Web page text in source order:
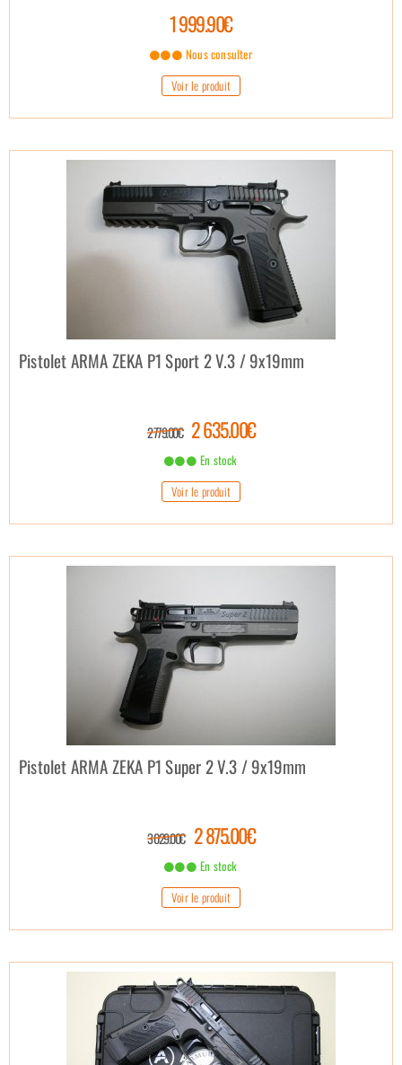
1 999.90€
Nous consulter
Voir le produit
Pistolet ARMA ZEKA P1 Sport 2 V.3 / 9x19mm
2 779.00€ 2 635.00€
En stock
Voir le produit
Pistolet ARMA ZEKA P1 Super 2 V.3 / 9x19mm
3 029.00€ 2 875.00€
En stock
Voir le produit